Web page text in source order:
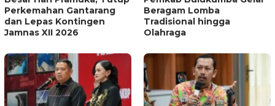
Perkemahan Gantarang
dan Lepas Kontingen
Jamnas XII 2026
Beragam Lomba
Tradisional hingga
Olahraga